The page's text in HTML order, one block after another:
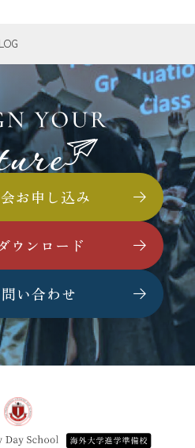
問い合わせ
シーポリシー
お申し込み
ウンロード
い合わせ